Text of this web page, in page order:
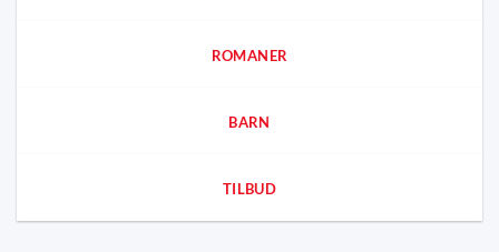
ROMANER
BARN
TILBUD